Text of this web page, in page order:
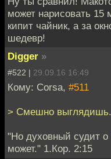
может нарисовать 15
кипит чайник, а за
шедевр!
Digger »
#522 | 29.09.16 16:49
Кому: Corsa, #511
> Смешно выглядишь.
"Но духовный судит о
может." 1.Кор. 2:15